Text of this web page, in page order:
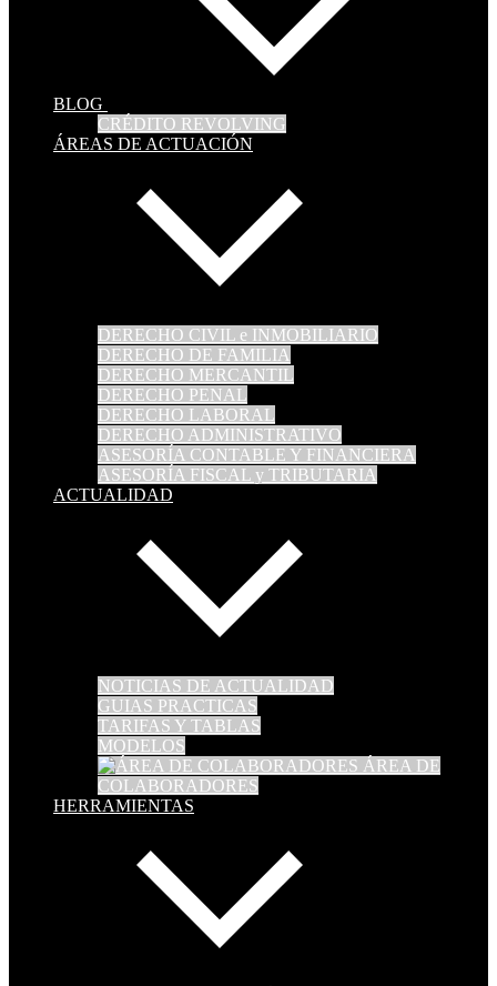
BLOG
CRÉDITO REVOLVING
ÁREAS DE ACTUACIÓN
DERECHO CIVIL e INMOBILIARIO
DERECHO DE FAMILIA
DERECHO MERCANTIL
DERECHO PENAL
DERECHO LABORAL
DERECHO ADMINISTRATIVO
ASESORÍA CONTABLE Y FINANCIERA
ASESORÍA FISCAL y TRIBUTARIA
ACTUALIDAD
NOTICIAS DE ACTUALIDAD
GUIAS PRACTICAS
TARIFAS Y TABLAS
MODELOS
ÁREA DE
COLABORADORES
HERRAMIENTAS